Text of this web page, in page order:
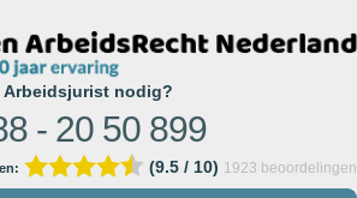
Arbeidsjurist nodig?
- 20 50 899
(9.5 / 10) 1923 beoordelingen